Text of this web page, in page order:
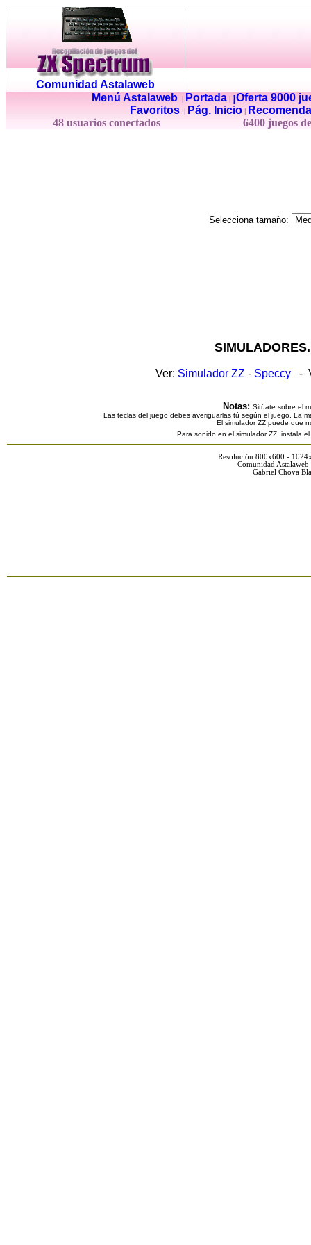
Comunidad Astalaweb
Menú Astalaweb| Portada|
¡Oferta 9000
Favoritos
Pág. Inicio
48 usuarios conectados
6400 juegos
Selecciona tamaño:
Ver: Simulador ZZ - Speccy -
Notas: Sitúate sobre el
Las teclas del juego debes averiguarlas tú según el juego. La
El simulador ZZ puede que
Para sonido en el simulador ZZ, instala
Resolución 800x600 -
Comunidad
Gabriel Chova